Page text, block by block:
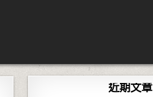
近期文章